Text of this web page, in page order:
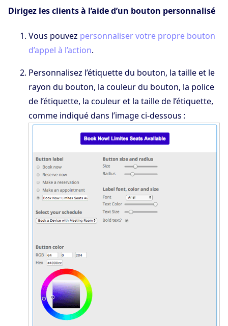
Dirigez les clients à l’aide d’un bouton personnalisé
Vous pouvez personnaliser votre propre bouton
d’appel à l’action.
Personnalisez l’étiquette du bouton, la taille et le
rayon du bouton, la couleur du bouton, la police
de l’étiquette, la couleur et la taille de l’étiquette,
comme indiqué dans l’image ci-dessous :